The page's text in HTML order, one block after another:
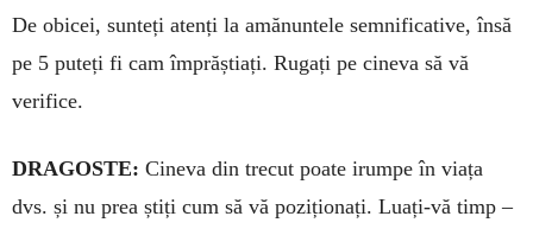
De obicei, sunteți atenți la amănuntele semnificative, însă
pe 5 puteți fi cam împrăștiați. Rugați pe cineva să vă
verifice.
DRAGOSTE: Cineva din trecut poate irumpe în viața
dvs. și nu prea știți cum să vă poziționați. Luați-vă timp –